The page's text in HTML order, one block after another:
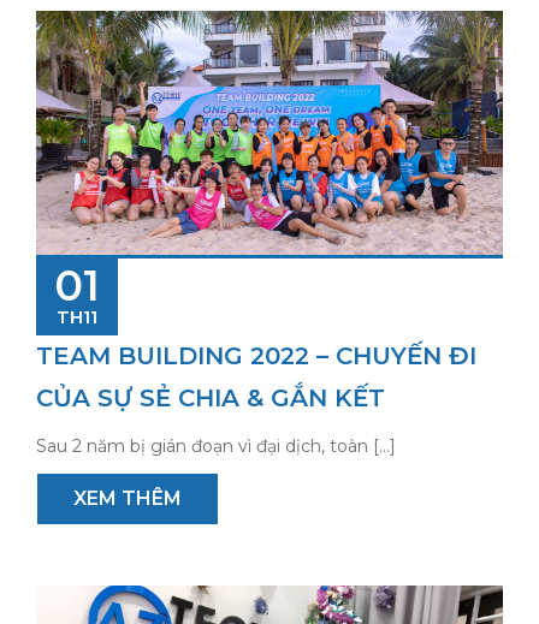
01
TH11
TEAM BUILDING 2022 – CHUYẾN ĐI
CỦA SỰ SẺ CHIA & GẮN KẾT
Sau 2 năm bị gián đoạn vì đại dịch, toàn […]
XEM THÊM